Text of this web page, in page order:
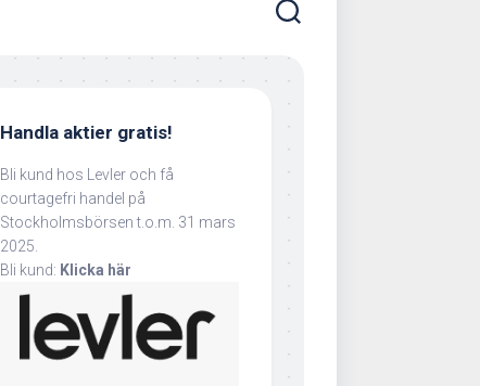
Handla aktier gratis!
Bli kund hos Levler och få
courtagefri handel på
Stockholmsbörsen t.o.m. 31 mars
2025.
Bli kund: Klicka här